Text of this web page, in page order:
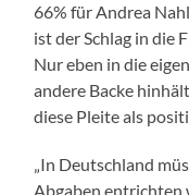
66% für Andrea
ist der Schlag in die
Nur eben in die
andere Backe
diese Pleite als
„In Deutschland
Abgaben entrichten